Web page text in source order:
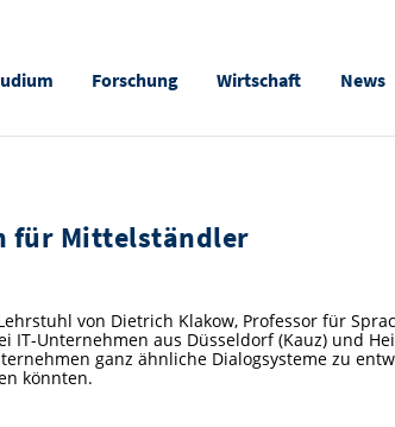
Forschung Wirtschaft News
für Mittelständler
von Dietrich Klakow, Professor für
Unternehmen aus Düsseldorf (Kauz) und
ganz ähnliche Dialogsysteme zu
könnten.